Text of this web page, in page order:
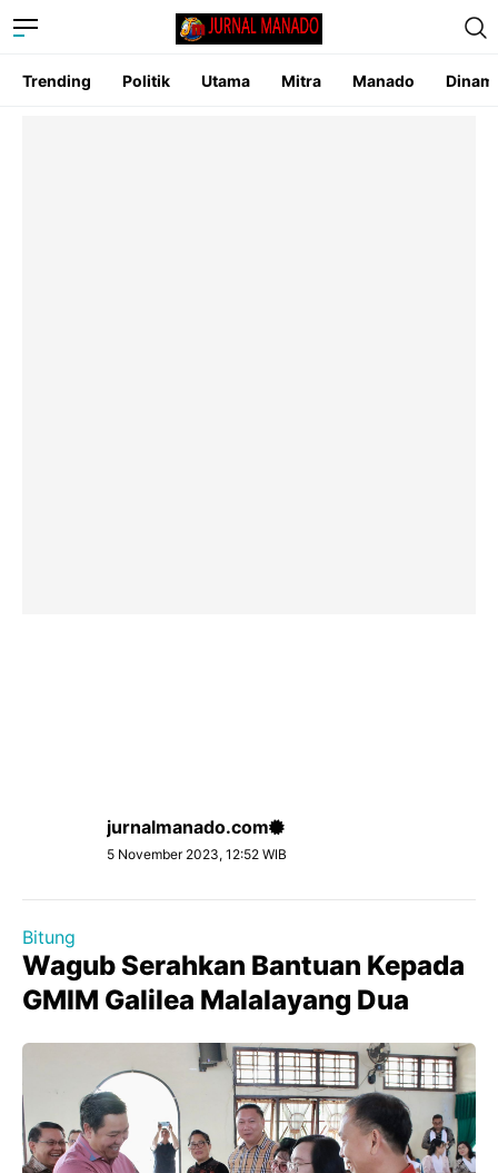
Trending Politik Utama Mitra Manado
jurnalmanado.com
5 November 2023, 12:52 WIB
Bitung
Wagub Serahkan Bantuan Kepada
GMIM Galilea Malalayang Dua